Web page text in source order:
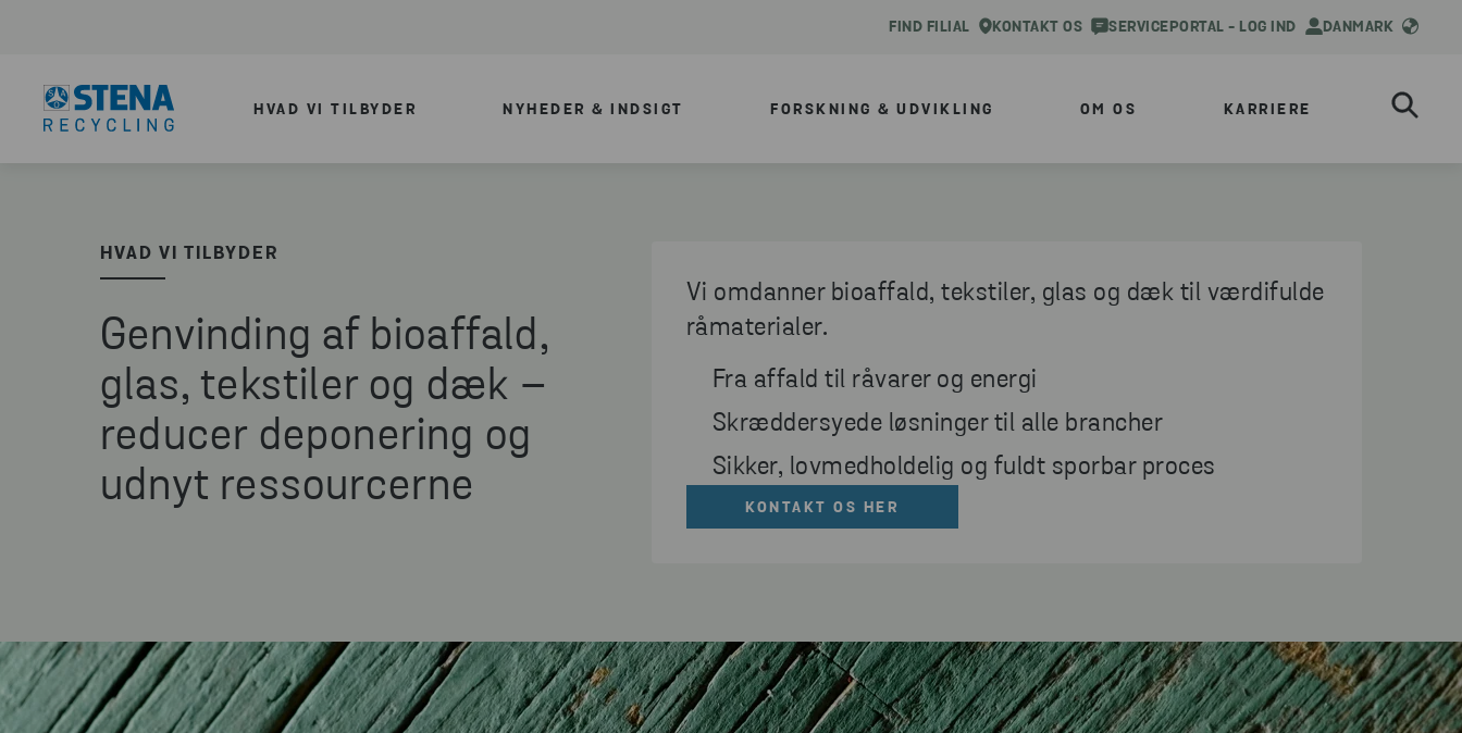
FIND FILIAL KONTAKT OS SERVICEPORTAL - LOG IND DANMARK
HVAD VI TILBYDER NYHEDER & INDSIGT FORSKNING & UDVIKLING OM OS KARRIERE
HVAD VI TILBYDER
Genvinding af bioaffald,
glas, tekstiler og dæk –
reducer deponering og
udnyt ressourcerne
Vi omdanner bioaffald, tekstiler, glas og dæk til værdifulde
råmaterialer.
Fra affald til råvarer og energi
Skræddersyede løsninger til alle brancher
Sikker, lovmedholdelig og fuldt sporbar proces
KONTAKT OS HER